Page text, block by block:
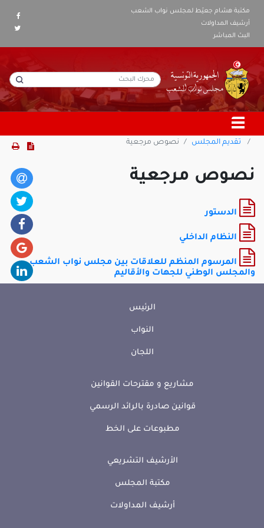
مكتبة هشام جعيّط لمجلس نواب الشعب
أرشيف المداولات
البث المباشر
تقديم المجلس نصوص مرجعية
نصوص مرجعية
الدستور
النظام الداخلي
المرسوم المنظم للعلاقات بين مجلس نواب الشعب
والمجلس الوطني للجهات والأقاليم
الرئيس
النواب
اللجان
مشاريع و مقترحات القوانين
قوانين صادرة بالرائد الرسمي
مطبوعات على الخط
الأرشيف التشريعي
مكتبة المجلس
أرشيف المداولات